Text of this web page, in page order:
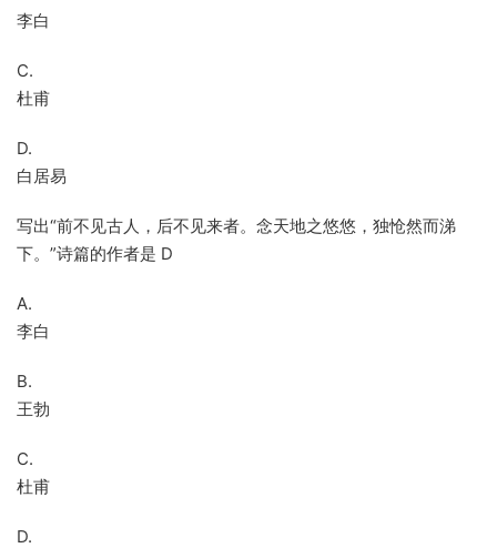
李白
C.
杜甫
D.
白居易
写出“前不见古人，后不见来者。念天地之悠悠，独怆然而涕
下。”诗篇的作者是 D
A.
李白
B.
王勃
C.
杜甫
D.